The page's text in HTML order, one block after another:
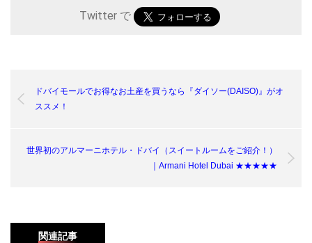
Twitter で
ドバイモールでお得なお土産を買うなら『ダイソー(DAISO)』がオ
ススメ！
世界初のアルマーニホテル・ドバイ（スイートルームをご紹介！）
｜Armani Hotel Dubai ★★★★★
関連記事